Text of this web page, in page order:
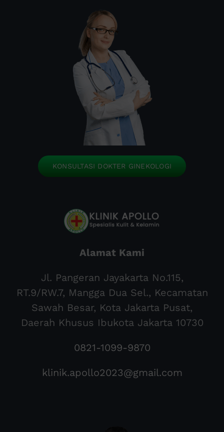
KONSULTASI DOKTER GINEKOLOGI
Alamat Kami
Jl. Pangeran Jayakarta No.115,
RT.9/RW.7, Mangga Dua Sel., Kecamatan
Sawah Besar, Kota Jakarta Pusat,
Daerah Khusus Ibukota Jakarta 10730
0821-1099-9870
klinik.apollo2023@gmail.com